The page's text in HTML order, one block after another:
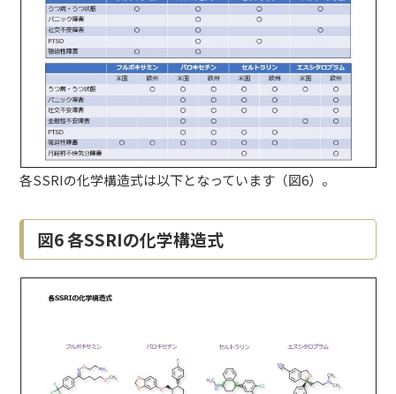
各SSRIの化学構造式は以下となっています（図6）。
図6 各SSRIの化学構造式